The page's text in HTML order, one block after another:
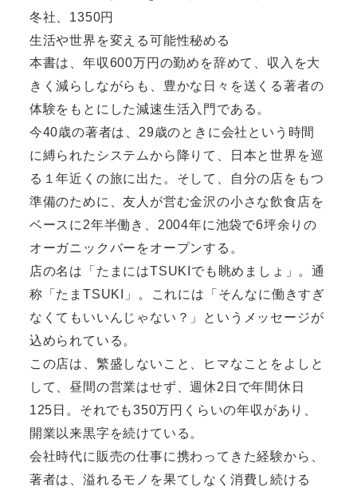
冬社、1350円
生活や世界を変える可能性秘める
本書は、年収600万円の勤めを辞めて、収入を大
きく減らしながらも、豊かな日々を送くる著者の
体験をもとにした減速生活入門である。
今40歳の著者は、29歳のときに会社という時間
に縛られたシステムから降りて、日本と世界を巡
る１年近くの旅に出た。そして、自分の店をもつ
準備のために、友人が営む金沢の小さな飲食店を
ベースに2年半働き、2004年に池袋で6坪余りの
オーガニックバーをオープンする。
店の名は「たまにはTSUKIでも眺めましょ」。通
称「たまTSUKI」。これには「そんなに働きすぎ
なくてもいいんじゃない？」というメッセージが
込められている。
この店は、繁盛しないこと、ヒマなことをよしと
して、昼間の営業はせず、週休2日で年間休日
125日。それでも350万円くらいの年収があり、
開業以来黒字を続けている。
会社時代に販売の仕事に携わってきた経験から、
著者は、溢れるモノを果てしなく消費し続ける